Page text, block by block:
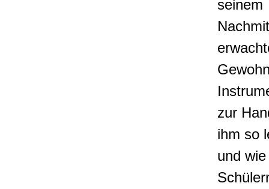
seinem
zur
ihm so
und